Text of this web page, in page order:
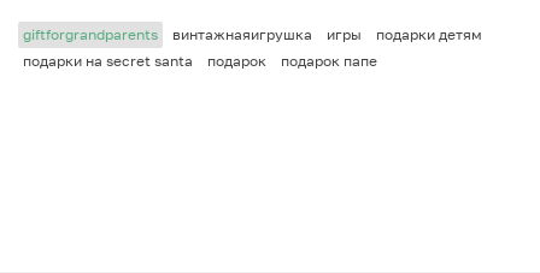
giftforgrandparents винтажнаяигрушка игры
подарки детям
подарки на secret santa
подарок подарок папе